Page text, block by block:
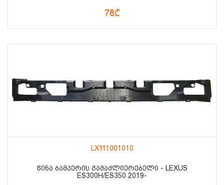
78₾
LX111001010
ᲬᲘᲜᲐ ᲑᲐᲛᲞᲔᲠᲘᲡ ᲒᲐᲛᲐᲫᲚᲘᲔᲠᲔᲑᲔᲚᲘ - LEXUS
ES300H/ES350 2019-